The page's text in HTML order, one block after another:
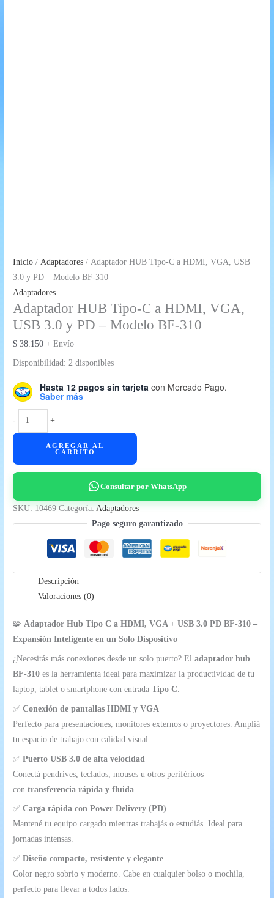
Inicio /Adaptadores / Adaptador HUB Tipo-C a HDMI, VGA, USB
3.0 y PD – Modelo BF-310
Adaptadores
Adaptador HUB Tipo-C a HDMI, VGA,
USB 3.0 y PD – Modelo BF-310
$ 38.150 + Envío
Disponibilidad: 2 disponibles
Hasta 12 pagos sin tarjeta con Mercado Pago.
Saber más
-
Adaptador
HUB
VGA,
USB
Modelo
cantidad
+
AGREGAR AL
CARRITO
Consultar por WhatsApp
SKU: 10469 Categoría: Adaptadores
Pago seguro garantizado
Descripción
Valoraciones (0)
🧩Adaptador Hub Tipo C a HDMI, VGA + USB 3.0 PD BF-310 –
Expansión Inteligente en un Solo Dispositivo
¿Necesitás más conexiones desde un solo puerto? Eladaptador hub
BF-310 es la herramienta ideal para maximizar la productividad de tu
laptop, tablet o smartphone con entradaTipo C
✅Conexión de pantallas HDMI y VGA
Perfecto para presentaciones, monitores externos o proyectores. Ampliá
tu espacio de trabajo con calidad visual.
✅Puerto USB 3.0 de alta velocidad
Conectá pendrives, teclados, mouses u otros periféricos
contransferencia rápida y fluida
✅Carga rápida con Power Delivery (PD)
Mantené tu equipo cargado mientras trabajás o estudiás. Ideal para
jornadas intensas.
✅Diseño compacto, resistente y elegante
Color negro sobrio y moderno. Cabe en cualquier bolso o mochila,
perfecto para llevar a todos lados.